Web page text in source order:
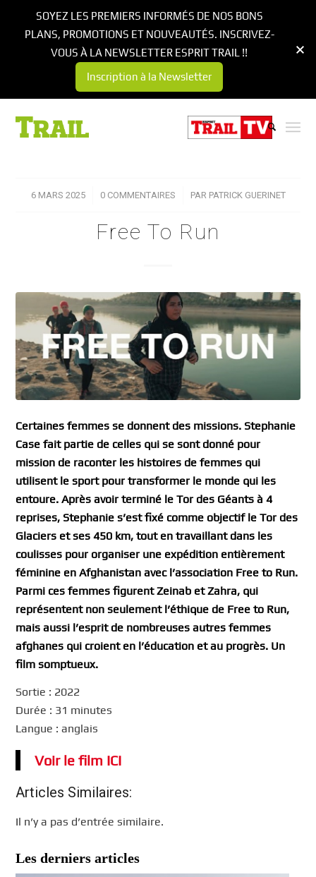
6 MARS 2025
/ 0 COMMENTAIRES
/ PAR PATRICK GUERINET
Free To Run
Certaines femmes se donnent des missions. Stephanie
Case fait partie de celles qui se sont donné pour
mission de raconter les histoires de femmes qui
utilisent le sport pour transformer le monde qui les
entoure. Après avoir terminé le Tor des Géants à 4
reprises, Stephanie s’est fixé comme objectif le Tor des
Glaciers et ses 450 km, tout en travaillant dans les
coulisses pour organiser une expédition entièrement
féminine en Afghanistan avec l’association Free to Run.
Parmi ces femmes figurent Zeinab et Zahra, qui
représentent non seulement l’éthique de Free to Run,
mais aussi l’esprit de nombreuses autres femmes
afghanes qui croient en l’éducation et au progrès. Un
film somptueux.
Sortie : 2022
Durée : 31 minutes
Langue : anglais
Voir le film ICI
Articles Similaires:
Il n’y a pas d’entrée similaire.
Les derniers articles
SOYEZ LES PREMIERS INFORMÉS DE NOS BONS
PLANS, PROMOTIONS ET NOUVEAUTÉS. INSCRIVEZ-
VOUS À LA NEWSLETTER ESPRIT TRAIL !!
Inscription à la Newsletter